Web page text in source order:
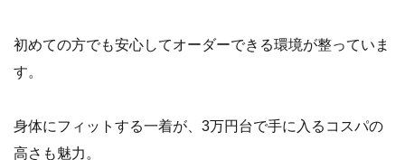
初めての方でも安心してオーダーできる環境が整っていま
す。
身体にフィットする一着が、3万円台で手に入るコスパの
高さも魅力。